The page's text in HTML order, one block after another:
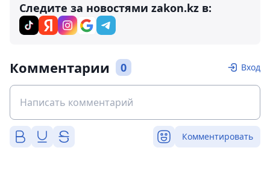
Следите за новостями zakon.kz в:
Комментарии 0 Вход
Комментировать